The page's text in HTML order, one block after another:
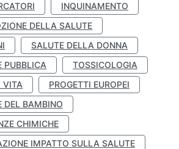
INQUINAMENTO
DELLA SALUTE
SALUTE DELLA DONNA
PUBBLICA
TOSSICOLOGIA
VITA
PROGETTI EUROPEI
DEL BAMBINO
CHIMICHE
IMPATTO SULLA SALUTE